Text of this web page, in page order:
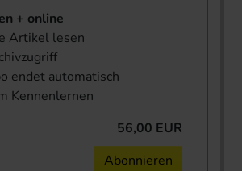
+ online
Artikel lesen
endet automatisch
Kennenlernen
56,00 EUR
Abonnieren